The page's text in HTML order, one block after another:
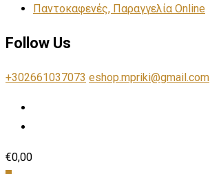
Παντοκαφενές, Παραγγελία Online
Follow Us
+302661037073 eshop.mpriki@gmail.com
€0,00